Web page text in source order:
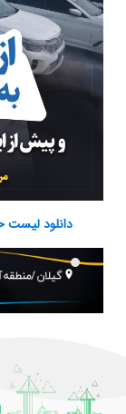
دانلود لیست